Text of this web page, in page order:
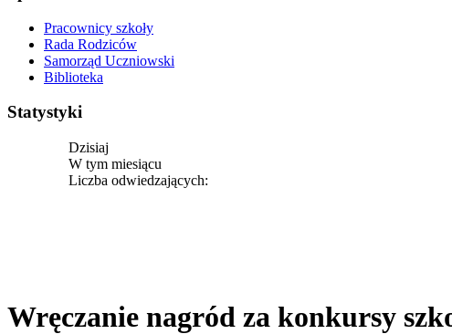
Pracownicy szkoły
Rada Rodziców
Samorząd Uczniowski
Biblioteka
Statystyki
Dzisiaj
W tym miesiącu
Liczba odwiedzających:
Wręczanie nagród za konkursy